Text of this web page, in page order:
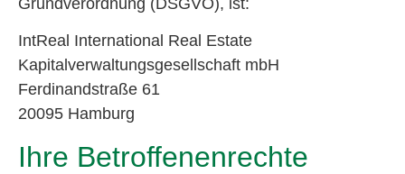
IntReal International Real Estate
Kapitalverwaltungsgesellschaft mbH
Ferdinandstraße 61
20095 Hamburg
Ihre Betroffenenrechte